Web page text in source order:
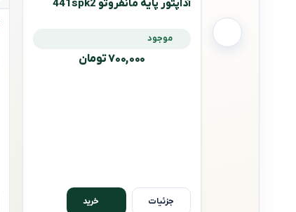
آداپتور پایه مانفروتو 441spk2
موجود
۷۰۰,۰۰۰ تومان
جزئیات خرید